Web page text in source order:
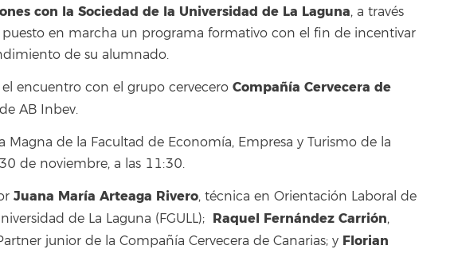
con la Sociedad de la Universidad de La Laguna, a través
puesto en marcha un programa formativo con el fin de incentivar
de su alumnado.
encuentro con el grupo cervecero Compañía Cervecera de
AB Inbev.
Magna de la Facultad de Economía, Empresa y Turismo de la
de noviembre, a las 11:30.
Juana María Arteaga Rivero, técnica en Orientación Laboral de
de La Laguna (FGULL); Raquel Fernández Carrión,
junior de la Compañía Cervecera de Canarias; y Florian